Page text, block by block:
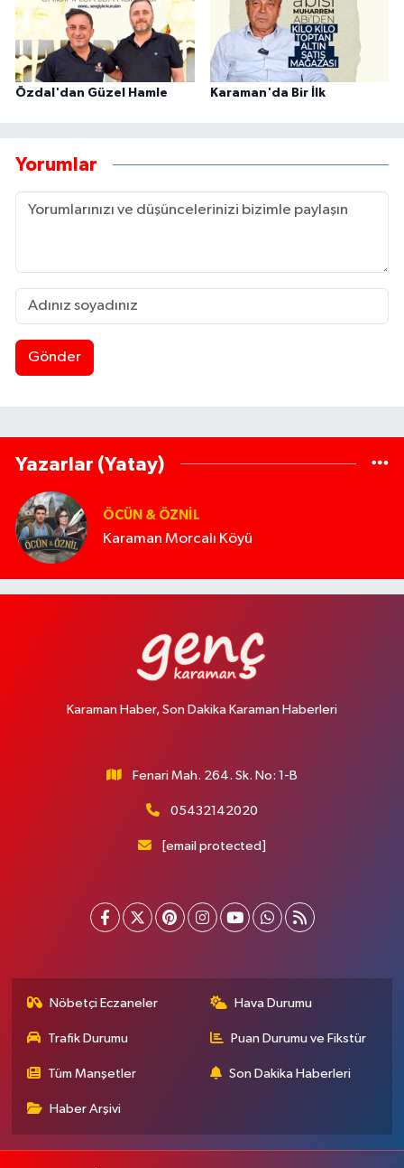
Özdal'dan Güzel Hamle Karaman'da Bir İlk
Yorumlar
Gönder
Yazarlar (Yatay)
ÖCÜN & ÖZNIL
Karaman Morcalı Köyü
Karaman Haber, Son Dakika Karaman Haberleri
Fenari Mah. 264. Sk. No: 1-B
05432142020
[email protected]
Nöbetçi Eczaneler Hava Durumu
Trafik Durumu Puan Durumu ve Fikstür
Tüm Manşetler Son Dakika Haberleri
Haber Arşivi